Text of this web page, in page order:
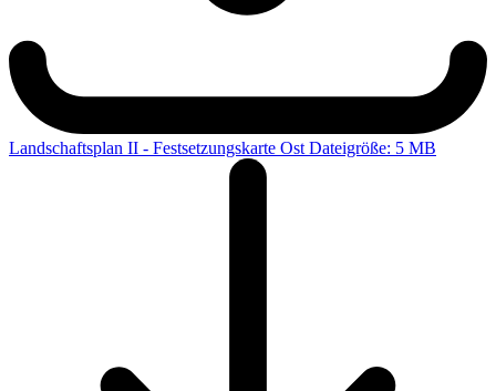
Landschaftsplan II - Festsetzungskarte Ost Dateigröße: 5 MB